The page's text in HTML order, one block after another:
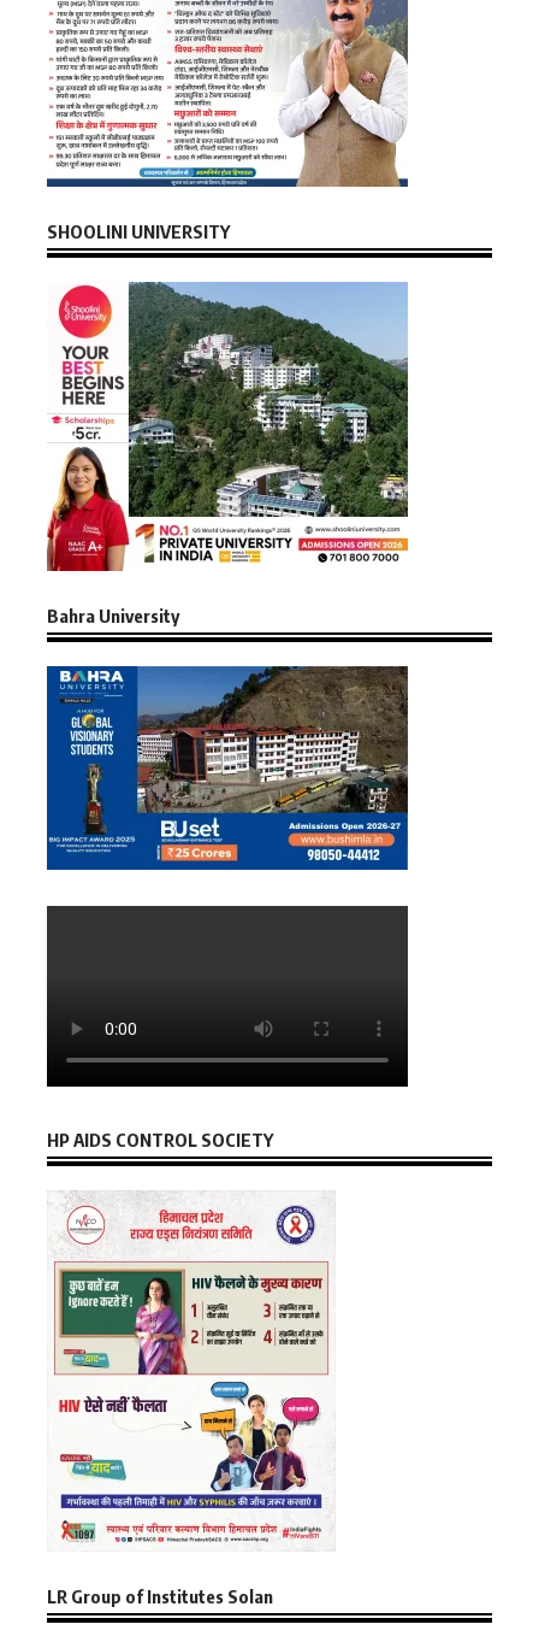
SHOOLINI UNIVERSITY
Bahra University
HP AIDS CONTROL SOCIETY
LR Group of Institutes Solan